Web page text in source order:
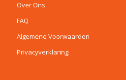
Over Ons
FAQ
Algemene Voorwaarden
Privacyverklaring